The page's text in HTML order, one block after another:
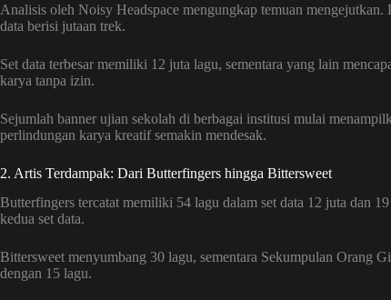
Analisis oleh Noisy Headspace mengungkap temuan
data berisi jutaan trek.
Set data terbesar memiliki 12 juta lagu, sementara yang lain
karya tanpa izin.
Sejumlah banner ujian sekolah di berbagai institusi mulai
perlindungan karya kreatif semakin mendesak.
2. Artis Terdampak: Dari Butterfingers hingga Bittersweet
Butterfingers tercatat memiliki 54 lagu dalam set data 12 juta dan
kedua set data.
Bittersweet menyumbang 30 lagu, sementara Sekumpulan Orang
dengan 15 lagu.